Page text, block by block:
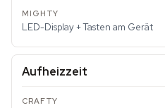
LED-Display + Tasten am Gerät
Aufheizzeit